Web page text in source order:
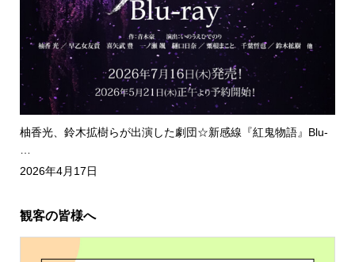
柚香光、鈴木拡樹らが出演した劇団☆新感線『紅鬼物語』Blu-
2026年4月17日
観客の皆様へ